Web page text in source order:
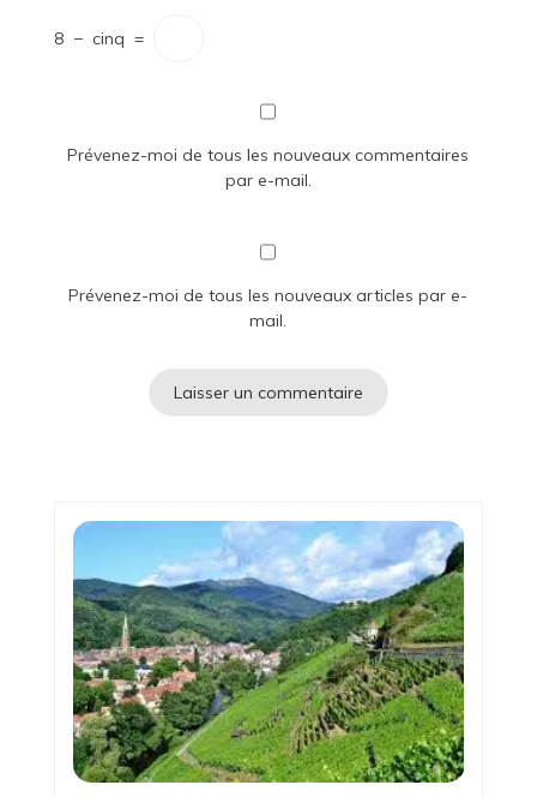
8 − cinq =
Prévenez-moi de tous les nouveaux commentaires
par e-mail.
Prévenez-moi de tous les nouveaux articles par e-
mail.